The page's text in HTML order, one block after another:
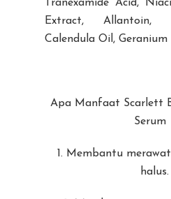
Tranexamide Acid,
Extract, Allantoin,
Calendula Oil,
Apa Manfaat Scarlett
Serum
1. Membantu
halus.